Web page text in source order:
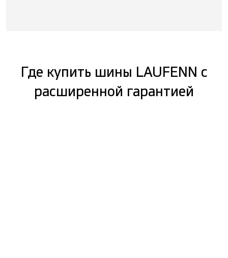
Где купить шины LAUFENN с
расширенной гарантией